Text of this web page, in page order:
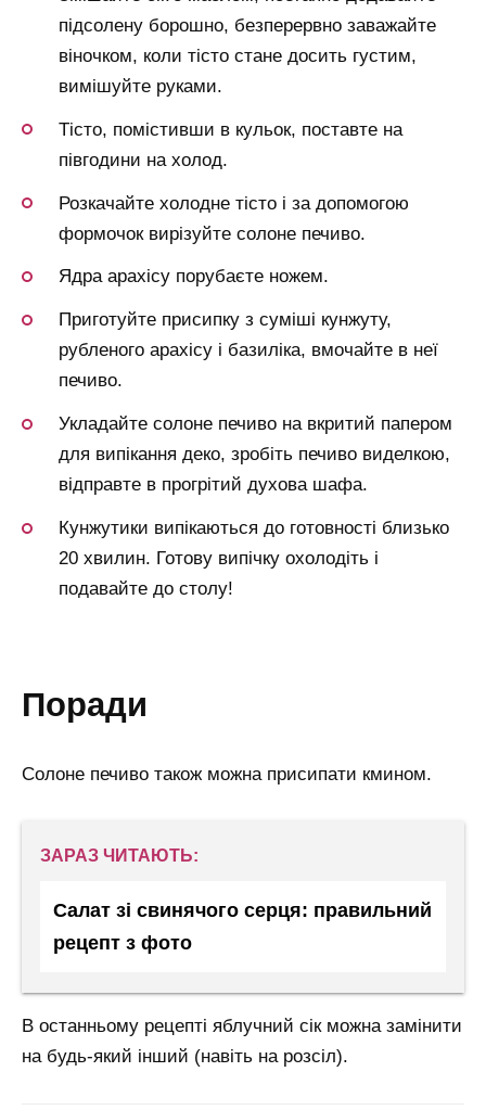
підсолену борошно, безперервно заважайте
віночком, коли тісто стане досить густим,
вимішуйте руками.
Тісто, помістивши в кульок, поставте на
півгодини на холод.
Розкачайте холодне тісто і за допомогою
формочок вирізуйте солоне печиво.
Ядра арахісу порубаєте ножем.
Приготуйте присипку з суміші кунжуту,
рубленого арахісу і базиліка, вмочайте в неї
печиво.
Укладайте солоне печиво на вкритий папером
для випікання деко, зробіть печиво виделкою,
відправте в прогрітий духова шафа.
Кунжутики випікаються до готовності близько
20 хвилин. Готову випічку охолодіть і
подавайте до столу!
поради
Солоне печиво також можна присипати кмином.
ЗАРАЗ ЧИТАЮТЬ:
Салат зі свинячого серця: правильний
рецепт з фото
В останньому рецепті яблучний сік можна замінити
на будь-який інший (навіть на розсіл).